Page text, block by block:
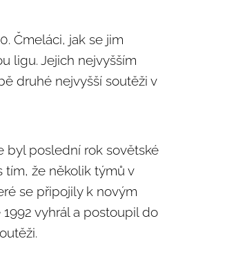
Čmeláci, jak se jim
ligu. Jejich nejvyšším
druhé nejvyšší soutěži v
byl poslední rok sovětské
tím, že několik týmů v
se připojily k novým
vyhrál a postoupil do